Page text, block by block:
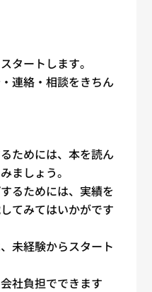
タートします。
連絡・相談をきちん
ためには、本を読ん
ましょう。
るためには、実績を
てみてはいかがです
未経験からスタート
社負担でできます